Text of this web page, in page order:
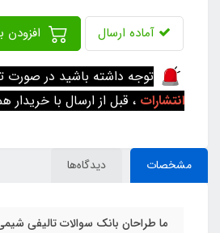
آماده ارسال
توجه داشته باشید در صورت
انتشارات ، قبل از ارسال با
مشخصات دیدگاه‌ها
ما طراحان بانک سوالات تالیفی